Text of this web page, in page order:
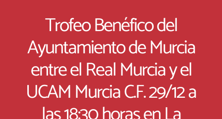
Trofeo Benéfico del
Ayuntamiento de Murcia
entre el Real Murcia y el
UCAM Murcia C.F. 29/12 a